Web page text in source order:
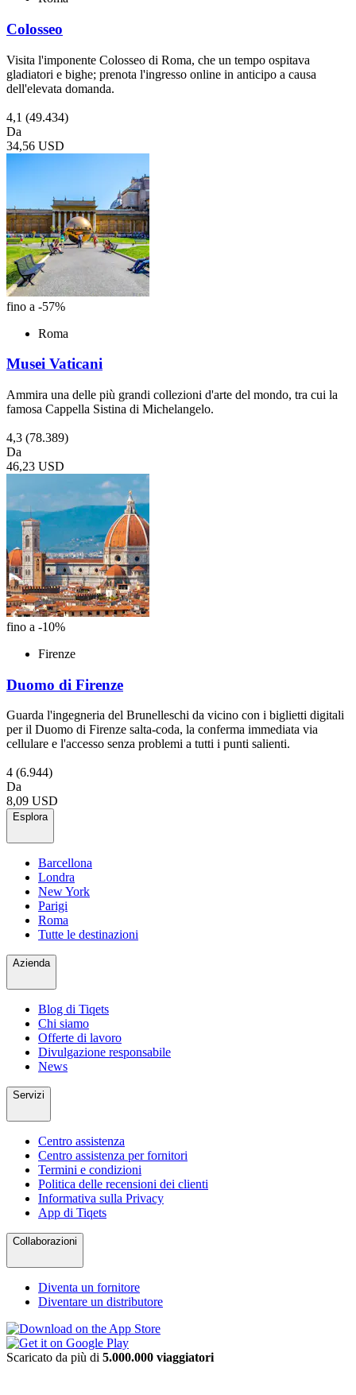
Colosseo
Visita l'imponente Colosseo di Roma, che un tempo ospitava
gladiatori e bighe; prenota l'ingresso online in anticipo a causa
dell'elevata domanda.
4,1 (49.434)
Da
34,56 USD
fino a -57%
Roma
Musei Vaticani
Ammira una delle più grandi collezioni d'arte del mondo, tra cui la
famosa Cappella Sistina di Michelangelo.
4,3 (78.389)
Da
46,23 USD
fino a -10%
Firenze
Duomo di Firenze
Guarda l'ingegneria del Brunelleschi da vicino con i biglietti digitali
per il Duomo di Firenze salta-coda, la conferma immediata via
cellulare e l'accesso senza problemi a tutti i punti salienti.
4 (6.944)
Da
8,09 USD
Esplora
Barcellona
Londra
New York
Parigi
Roma
Tutte le destinazioni
Azienda
Blog di Tiqets
Chi siamo
Offerte di lavoro
Divulgazione responsabile
News
Servizi
Centro assistenza
Centro assistenza per fornitori
Termini e condizioni
Politica delle recensioni dei clienti
Informativa sulla Privacy
App di Tiqets
Collaborazioni
Diventa un fornitore
Diventare un distributore
Scaricato da più di 5.000.000 viaggiatori